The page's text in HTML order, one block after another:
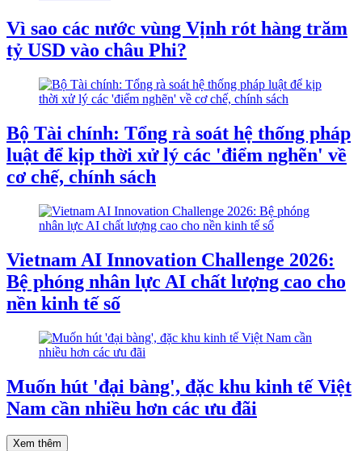
Vì sao các nước vùng Vịnh rót hàng trăm
tỷ USD vào châu Phi?
Bộ Tài chính: Tổng rà soát hệ thống pháp
luật để kịp thời xử lý các 'điểm nghẽn' về
cơ chế, chính sách
Vietnam AI Innovation Challenge 2026:
Bệ phóng nhân lực AI chất lượng cao cho
nền kinh tế số
Muốn hút 'đại bàng', đặc khu kinh tế Việt
Nam cần nhiều hơn các ưu đãi
Xem thêm